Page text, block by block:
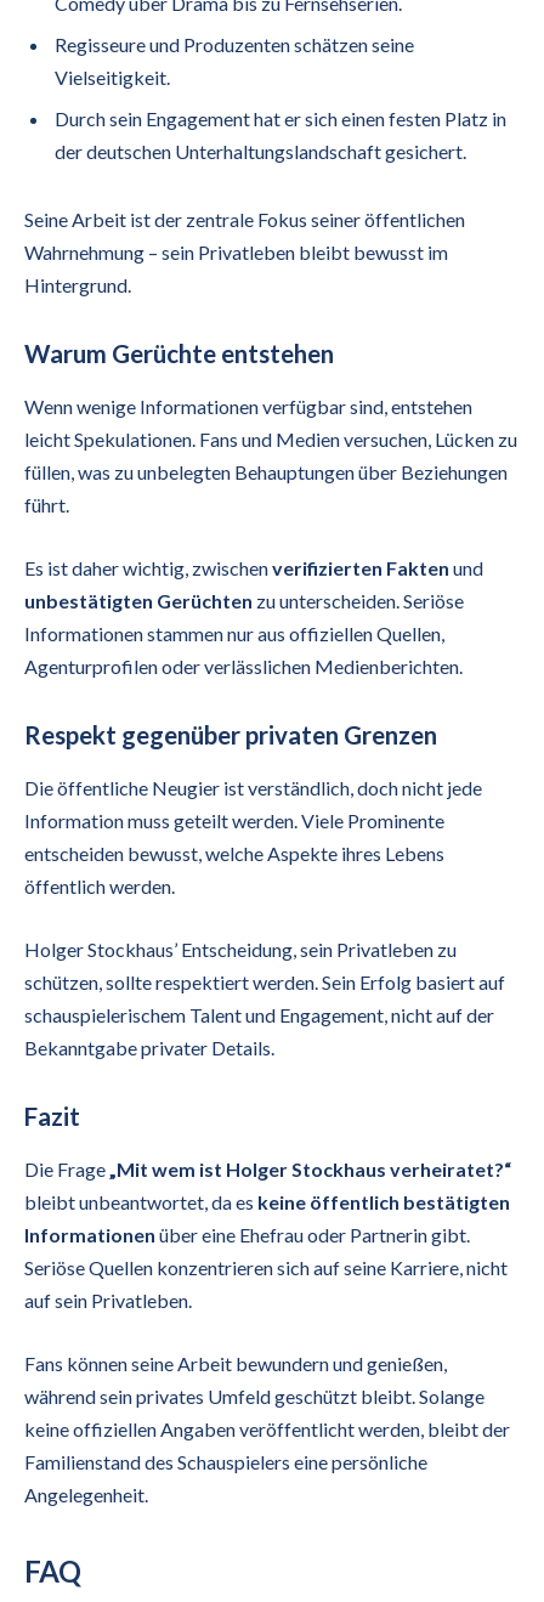
Regisseure und Produzenten schätzen seine
Vielseitigkeit.
Durch sein Engagement hat er sich einen festen Platz in
der deutschen Unterhaltungslandschaft gesichert.
Seine Arbeit ist der zentrale Fokus seiner öffentlichen
Wahrnehmung – sein Privatleben bleibt bewusst im
Hintergrund.
Warum Gerüchte entstehen
Wenn wenige Informationen verfügbar sind, entstehen
leicht Spekulationen. Fans und Medien versuchen, Lücken zu
füllen, was zu unbelegten Behauptungen über Beziehungen
führt.
Es ist daher wichtig, zwischenverifizierten Fakten und
unbestätigten Gerüchten zu unterscheiden. Seriöse
Informationen stammen nur aus offiziellen Quellen,
Agenturprofilen oder verlässlichen Medienberichten.
Respekt gegenüber privaten Grenzen
Die öffentliche Neugier ist verständlich, doch nicht jede
Information muss geteilt werden. Viele Prominente
entscheiden bewusst, welche Aspekte ihres Lebens
öffentlich werden.
Holger Stockhaus’ Entscheidung, sein Privatleben zu
schützen, sollte respektiert werden. Sein Erfolg basiert auf
schauspielerischem Talent und Engagement, nicht auf der
Bekanntgabe privater Details.
Fazit
Die Frage„Mit wem ist Holger Stockhaus verheiratet?“
bleibt unbeantwortet, da es keine öffentlich bestätigten
Informationen über eine Ehefrau oder Partnerin gibt.
Seriöse Quellen konzentrieren sich auf seine Karriere, nicht
auf sein Privatleben.
Fans können seine Arbeit bewundern und genießen,
während sein privates Umfeld geschützt bleibt. Solange
keine offiziellen Angaben veröffentlicht werden, bleibt der
Familienstand des Schauspielers eine persönliche
Angelegenheit.
FAQ